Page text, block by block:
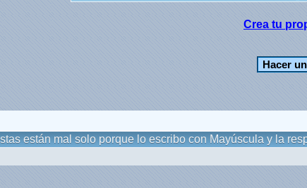
Crea tu
están mal solo porque lo escribo con Mayúscula y la